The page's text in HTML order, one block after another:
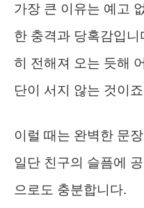
가장 큰 이유는 예고
한 충격과 당혹감입
히 전해져 오는 듯해
단이 서지 않는 것이
이럴 때는 완벽한 문
일단 친구의 슬픔에
으로도 충분합니다.